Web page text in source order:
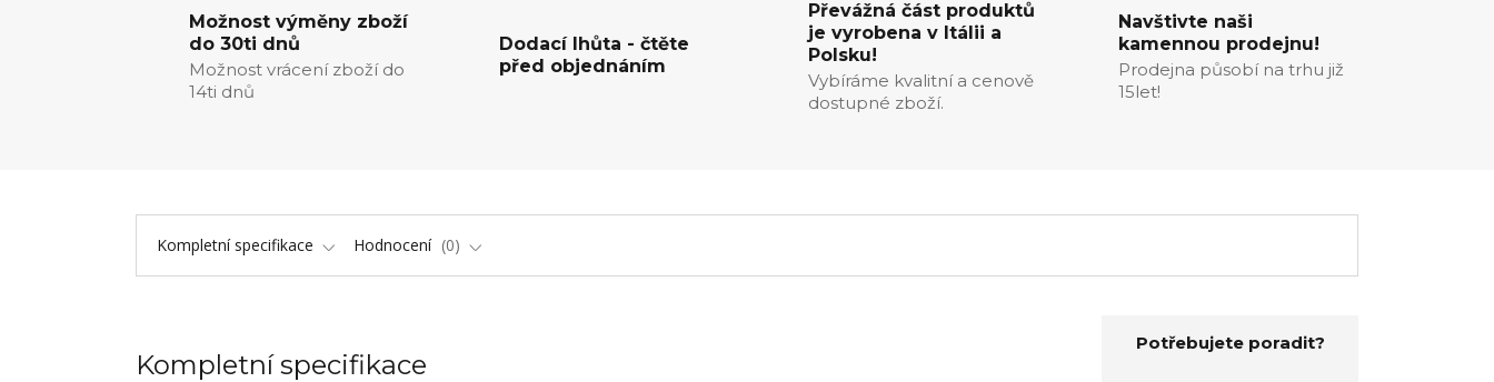
Možnost výměny zboží
do 30ti dnů
Možnost vrácení zboží do
14ti dnů
Dodací lhůta - čtěte
před objednáním
Převážná část produktů
je vyrobena v Itálii a
Polsku!
Vybíráme kvalitní a cenově
dostupné zboží.
Navštivte naši
kamennou prodejnu!
Prodejna působí na trhu již
15let!
Kompletní specifikace Hodnocení 0
Kompletní specifikace
Potřebujete poradit?